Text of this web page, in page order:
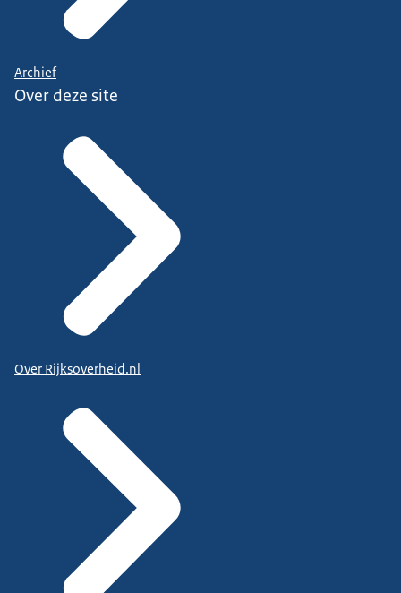
Archief
Over deze site
Over Rijksoverheid.nl